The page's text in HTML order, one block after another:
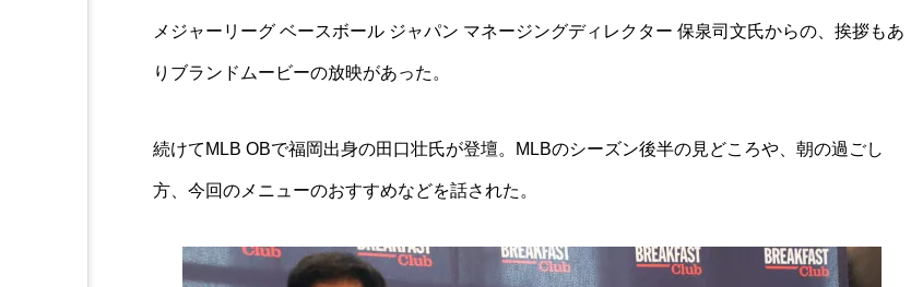
メジャーリーグ ベースボール ジャパン マネージングディレクター 保泉司文氏からの、挨拶もあ
りブランドムービーの放映があった。
続けてMLB OBで福岡出身の田口壮氏が登壇。MLBのシーズン後半の見どころや、朝の過ごし
方、今回のメニューのおすすめなどを話された。